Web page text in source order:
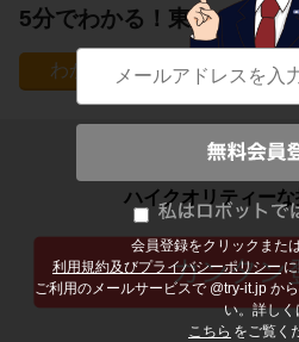
会員登録をクリックまた
利用規約及びプライバシーポリシー
ご利用のメールサービスで @try-it.jp か
い。詳しく
こちら をご覧く
5分でわかる！東アジア世
83
子どもの勉強から大
ハイクオリティー